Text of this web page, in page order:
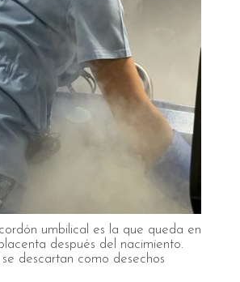
umbilical es la que queda en
después del nacimiento.
descartan como desechos